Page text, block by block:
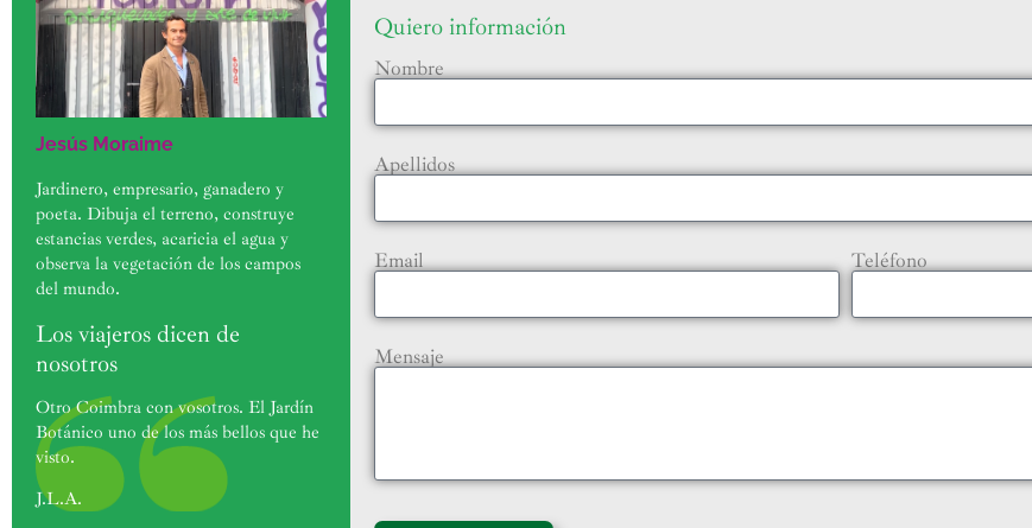
Jesús Moraime
Jardinero, empresario, ganadero y
poeta. Dibuja el terreno, construye
estancias verdes, acaricia el agua y
observa la vegetación de los campos
del mundo.
Los viajeros dicen de
nosotros
Otro Coimbra con vosotros. El Jardín
Botánico uno de los más bellos que he
visto.
J.L.A.
Quiero información
Nombre
Apellidos
Email Teléfono
Mensaje